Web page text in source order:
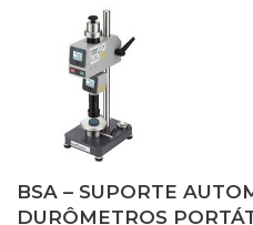
BSA – SUPORTE
DURÔMETROS